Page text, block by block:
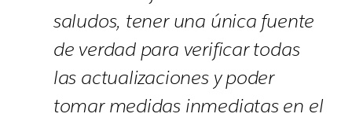
saludos, tener una única fuente
de verdad para verificar todas
las actualizaciones y poder
tomar medidas inmediatas en el